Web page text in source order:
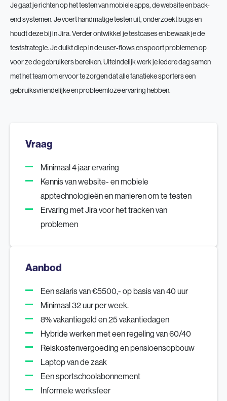
Je gaat je richten op het testen van mobiele apps, de website en back-
end systemen. Je voert handmatige testen uit, onderzoekt bugs en
houdt deze bij in Jira. Verder ontwikkel je testcases en bewaak je de
teststrategie. Je duikt diep in de user-flows en spoort problemen op
voor ze de gebruikers bereiken. Uiteindelijk werk je iedere dag samen
met het team om ervoor te zorgen dat alle fanatieke sporters een
gebruiksvriendelijke en probleemloze ervaring hebben.
Vraag
Minimaal 4 jaar ervaring
Kennis van website- en mobiele
apptechnologieën en manieren om te testen
Ervaring met Jira voor het tracken van
problemen
Aanbod
Een salaris van €5500,- op basis van 40 uur
Minimaal 32 uur per week.
8% vakantiegeld en 25 vakantiedagen
Hybride werken met een regeling van 60/40
Reiskostenvergoeding en pensioensopbouw
Laptop van de zaak
Een sportschoolabonnement
Informele werksfeer